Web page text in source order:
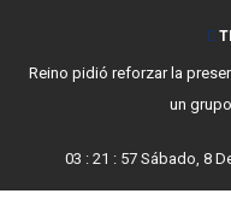
Reino pidió reforzar la
un
03 : 21 : 57 Sábado, 8